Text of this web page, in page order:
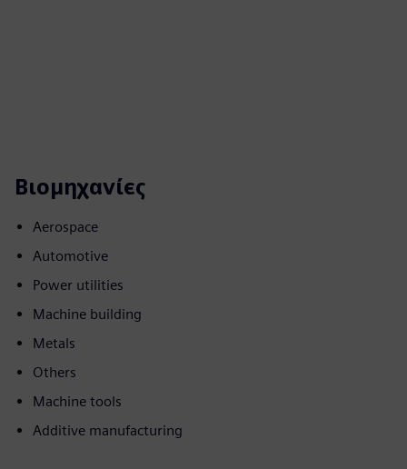
Βιομηχανίες
Aerospace
Automotive
Power utilities
Machine building
Metals
Others
Machine tools
Additive manufacturing